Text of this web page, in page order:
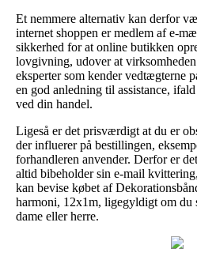
Et nemmere alternativ kan derfor
internet shoppen er medlem af e-
sikkerhed for at online butikken
lovgivning, udover at
eksperter som kender vedtægterne
en god anledning til assistance,
ved din handel.
Ligeså er det prisværdigt at du er
der influerer på bestillingen,
forhandleren anvender. Derfor er
altid bibeholder sin e-mail
kan bevise købet af
harmoni, 12x1m, ligegyldigt om du
dame eller herre.